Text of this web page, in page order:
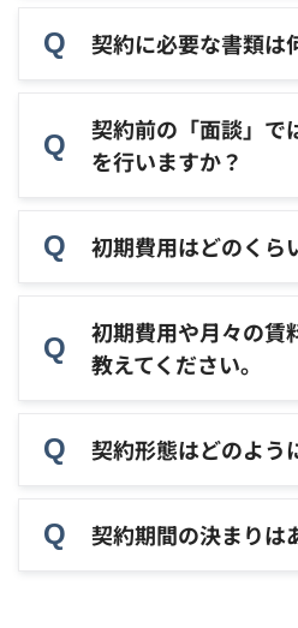
契約に必要な書類は
契約前の「面談」で
を行いますか？
初期費用はどのくら
初期費用や月々の賃
教えてください。
契約形態はどのよう
契約期間の決まりは